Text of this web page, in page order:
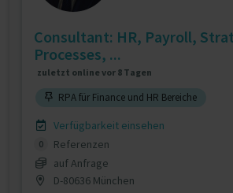
Consultant: HR, Payroll,
Processes, ...
zuletzt online vor 8 Tagen
RPA für Finance und HR Bereiche
Verfügbarkeit einsehen
0
Referenzen
auf Anfrage
D-80636 München